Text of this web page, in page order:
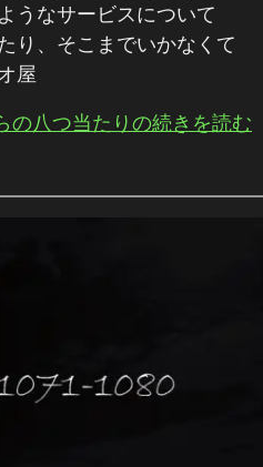
うなサービスについて
り、そこまでいかなくて
屋
の八つ当たりの続きを読む